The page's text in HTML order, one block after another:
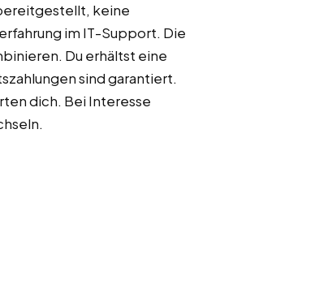
keine
im IT-Support. Die
Du erhältst eine
sind garantiert.
dich. Bei Interesse